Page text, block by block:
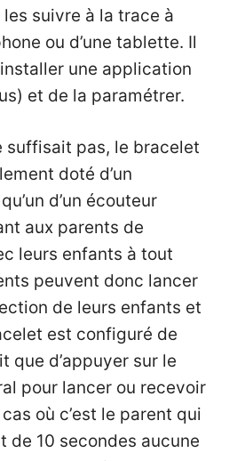
suivre à la trace à
ou d’une tablette. Il
une application
et de la paramétrer.
suffisait pas, le bracelet
doté d’un
d’un écouteur
aux parents de
leurs enfants à tout
peuvent donc lancer
de leurs enfants et
est configuré de
que d’appuyer sur le
pour lancer ou recevoir
où c’est le parent qui
de 10 secondes aucune